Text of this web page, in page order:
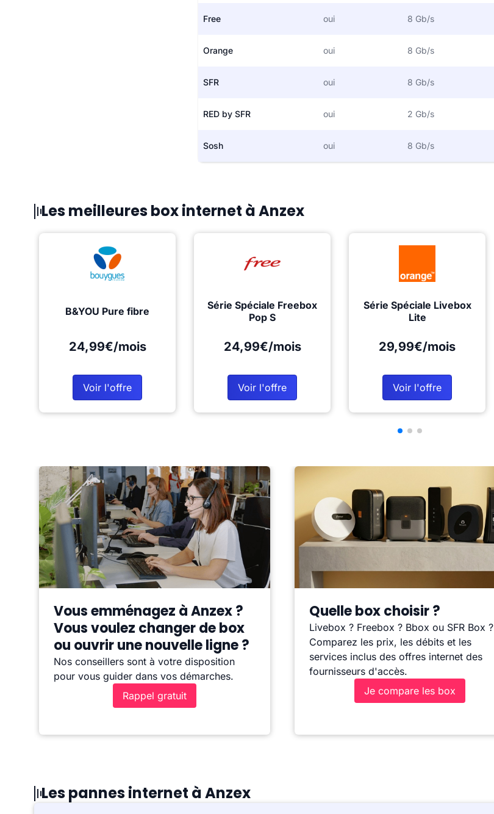
Free oui 8 Gb/s
Orange oui 8 Gb/s
SFR oui 8 Gb/s
RED by SFR oui 2 Gb/s
Sosh oui 8 Gb/s
Les meilleures box internet à Anzex
B&YOU Pure fibre
24,99€/mois
Voir l'offre
Série Spéciale Freebox
Pop S
24,99€/mois
Voir l'offre
Série Spéciale Livebox
Lite
29,99€/mois
Voir l'offre
Vous emménagez à Anzex ?
Vous voulez changer de box
ou ouvrir une nouvelle ligne ?
Nos conseillers sont à votre disposition
pour vous guider dans vos démarches.
Rappel gratuit
Quelle box choisir ?
Livebox ? Freebox ? Bbox ou SFR Box ?
Comparez les prix, les débits et les
services inclus des offres internet des
fournisseurs d'accès.
Je compare les box
Les pannes internet à Anzex